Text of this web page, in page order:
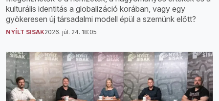
kulturális identitás a globalizáció korában, vagy egy
gyökeresen új társadalmi modell épül a szemünk előtt?
NYÍLT SISAK2026. júl. 24. 18:05